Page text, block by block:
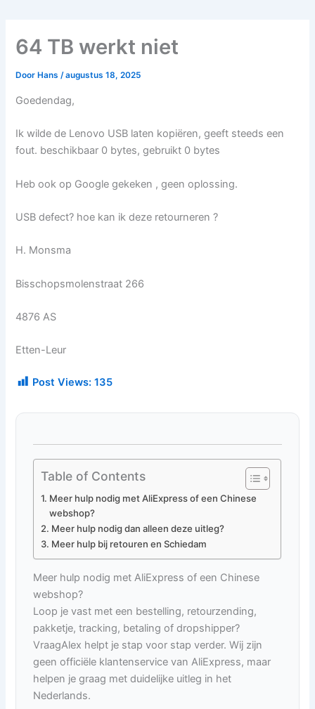
64 TB werkt niet
Door Hans/augustus 18, 2025
Goedendag,
Ik wilde de Lenovo USB laten kopiëren, geeft steeds een
fout. beschikbaar 0 bytes, gebruikt 0 bytes
Heb ook op Google gekeken , geen oplossing.
USB defect? hoe kan ik deze retourneren ?
H. Monsma
Bisschopsmolenstraat 266
4876 AS
Etten-Leur
Post Views: 135
Table of Contents
Meer hulp nodig met AliExpress of een Chinese
webshop?
Meer hulp nodig dan alleen deze uitleg?
Meer hulp bij retouren en Schiedam
Meer hulp nodig met AliExpress of een Chinese
webshop?
Loop je vast met een bestelling, retourzending,
pakketje, tracking, betaling of dropshipper?
VraagAlex helpt je stap voor stap verder. Wij zijn
geen officiële klantenservice van AliExpress, maar
helpen je graag met duidelijke uitleg in het
Nederlands.